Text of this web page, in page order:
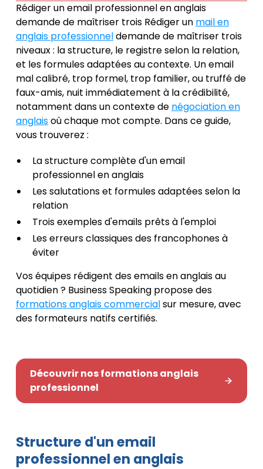
Rédiger un email professionnel en anglais
demande de maîtriser trois Rédiger un mail en
anglais professionneldemande de maîtriser trois
niveaux : la structure, le registre selon la relation,
et les formules adaptées au contexte. Un email
mal calibré, trop formel, trop familier, ou truffé de
faux-amis, nuit immédiatement à la crédibilité,
notamment dans un contexte de négociation en
anglaisoù chaque mot compte. Dans ce guide,
vous trouverez :
La structure complète d'un email
professionnel en anglais
Les salutations et formules adaptées selon la
relation
Trois exemples d'emails prêts à l'emploi
Les erreurs classiques des francophones à
éviter
Vos équipes rédigent des emails en anglais au
quotidien ? Business Speaking propose des
formations anglais commercialsur mesure, avec
des formateurs natifs certifiés.
Découvrir nos formations anglais
professionnel
Structure d'un email
professionnel en anglais